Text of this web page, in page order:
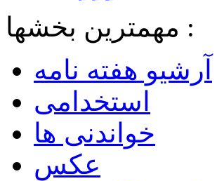
مهمترین بخشها :
آرشیو هفته نامه
استخدامی
خواندنی ها
عکس